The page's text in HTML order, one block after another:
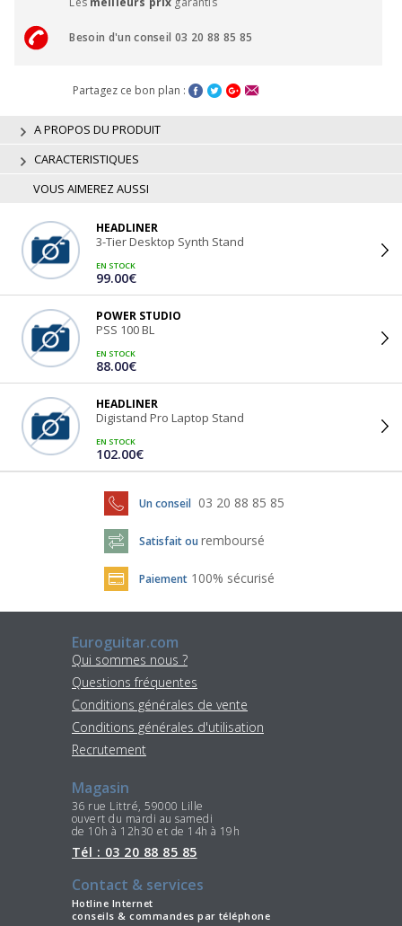
Besoin d'un conseil 03 20 88 85 85
Partagez ce bon plan :
A PROPOS DU PRODUIT
CARACTERISTIQUES
VOUS AIMEREZ AUSSI
HEADLINER
3-Tier Desktop Synth Stand
EN STOCK
99.00€
POWER STUDIO
PSS 100 BL
EN STOCK
88.00€
HEADLINER
Digistand Pro Laptop Stand
EN STOCK
102.00€
Un conseil 03 20 88 85 85
Satisfait ou remboursé
Paiement 100% sécurisé
Euroguitar.com
Qui sommes nous ?
Questions fréquentes
Conditions générales de vente
Conditions générales d'utilisation
Recrutement
Magasin
36 rue Littré, 59000 Lille
ouvert du mardi au samedi
de 10h à 12h30 et de 14h à 19h
Tél : 03 20 88 85 85
Contact & services
Hotline Internet
conseils & commandes par téléphone